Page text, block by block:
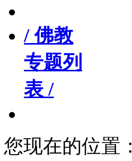
/ 佛教
专题列
表 /
您现在的位置：